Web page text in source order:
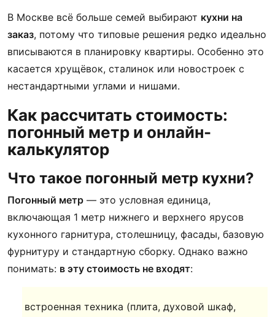
В Москве всё больше семей выбирают кухни на
заказ, потому что типовые решения редко идеально
вписываются в планировку квартиры. Особенно это
касается хрущёвок, сталинок или новостроек с
нестандартными углами и нишами.
Как рассчитать стоимость:
погонный метр и онлайн-
калькулятор
Что такое погонный метр кухни?
Погонный метр — это условная единица,
включающая 1 метр нижнего и верхнего ярусов
кухонного гарнитура, столешницу, фасады, базовую
фурнитуру и стандартную сборку. Однако важно
понимать: в эту стоимость не входят:
встроенная техника (плита, духовой шкаф,